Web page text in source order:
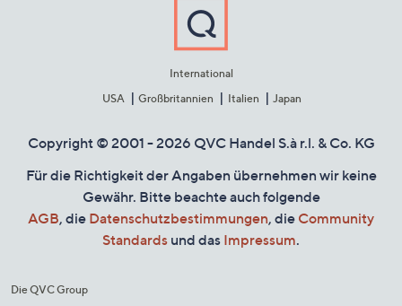
International
USA
Großbritannien Italien Japan
Copyright © 2001 - 2026 QVC Handel S.à r.l. & Co. KG
Für die Richtigkeit der Angaben übernehmen wir keine
Gewähr. Bitte beachte auch folgende
AGB, die Datenschutzbestimmungen, die Community
Standards und das Impressum.
Die QVC Group